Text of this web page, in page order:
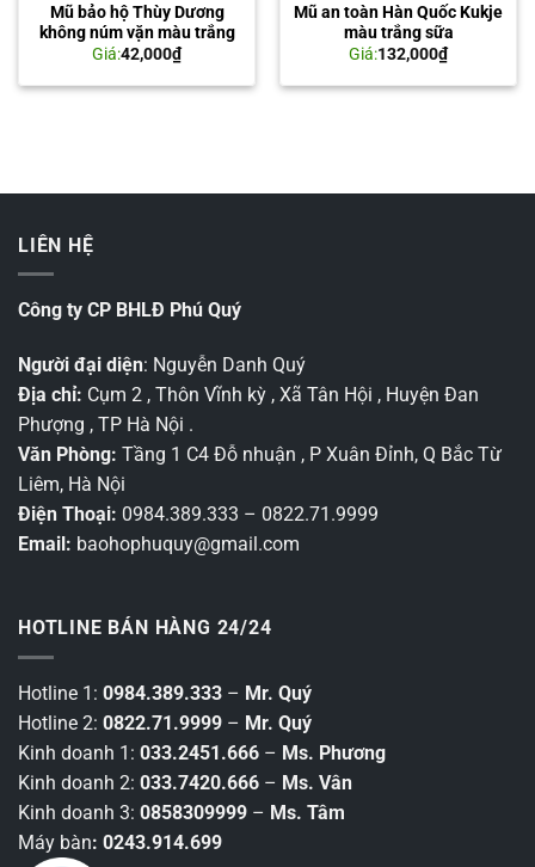
Mũ bảo hộ Thùy Dương
không núm vặn màu trắng
Giá:42,000₫
Mũ an toàn Hàn Quốc Kukje
màu trắng sữa
Giá:132,000₫
LIÊN HỆ
Công ty CP BHLĐ Phú Quý
Người đại diện: Nguyễn Danh Quý
Địa chỉ: Cụm 2 , Thôn Vĩnh kỳ , Xã Tân Hội , Huyện Đan
Phượng , TP Hà Nội .
Văn Phòng: Tầng 1 C4 Đỗ nhuận , P Xuân Đỉnh, Q Bắc Từ
Liêm, Hà Nội
Điện Thoại: 0984.389.333 – 0822.71.9999
Email: baohophuquy@gmail.com
HOTLINE BÁN HÀNG 24/24
Hotline 1: 0984.389.333 – Mr. Quý
Hotline 2: 0822.71.9999 – Mr. Quý
Kinh doanh 1: 033.2451.666 – Ms. Phương
Kinh doanh 2: 033.7420.666 – Ms. Vân
Kinh doanh 3: 0858309999 – Ms. Tâm
Máy bàn: 0243.914.699